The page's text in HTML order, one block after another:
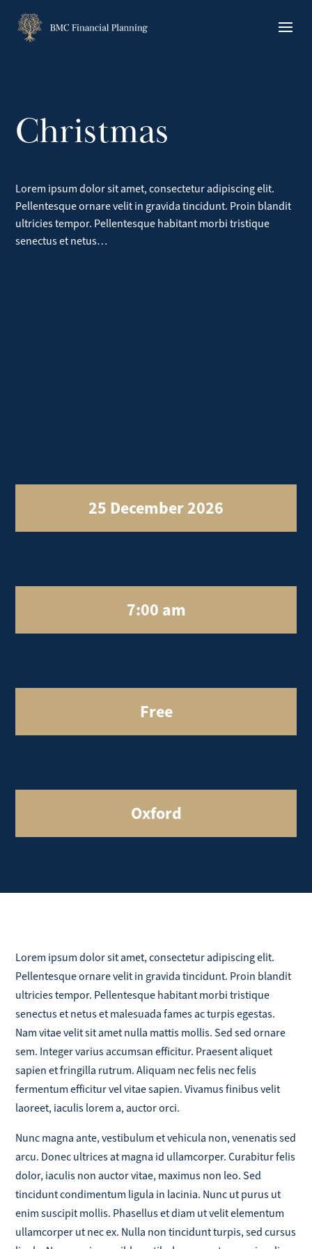
content
Christmas
Lorem ipsum dolor sit amet, consectetur adipiscing elit.
Pellentesque ornare velit in gravida tincidunt. Proin blandit
ultricies tempor. Pellentesque habitant morbi tristique
senectus et netus…
25 December 2026
7:00 am
Free
Oxford
Lorem ipsum dolor sit amet, consectetur adipiscing elit.
Pellentesque ornare velit in gravida tincidunt. Proin blandit
ultricies tempor. Pellentesque habitant morbi tristique
senectus et netus et malesuada fames ac turpis egestas.
Nam vitae velit sit amet nulla mattis mollis. Sed sed ornare
sem. Integer varius accumsan efficitur. Praesent aliquet
sapien et fringilla rutrum. Aliquam nec felis nec felis
fermentum efficitur vel vitae sapien. Vivamus finibus velit
laoreet, iaculis lorem a, auctor orci.
Nunc magna ante, vestibulum et vehicula non, venenatis sed
arcu. Donec ultrices at magna id ullamcorper. Curabitur felis
dolor, iaculis non auctor vitae, maximus non leo. Sed
tincidunt condimentum ligula in lacinia. Nunc ut purus ut
enim suscipit mollis. Phasellus et diam ut velit elementum
ullamcorper ut nec ex. Nulla non tincidunt turpis, sed cursus